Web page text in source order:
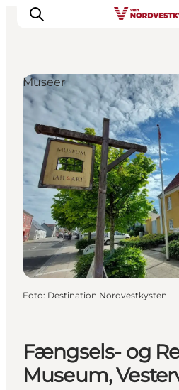
Feriesteder
Inspiration
Handicapvenlig ferie
Events
Overnatning
Planlæg din ferie
Fængsels- og
Museum,
Museer
Foto: Destination Nordvestkysten